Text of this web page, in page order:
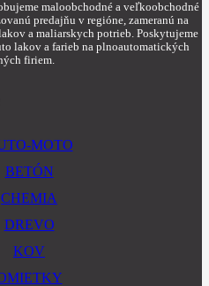
maloobchodné a veľkoobchodné
predajňu v regióne, zameranú na
a maliarskych potrieb. Poskytujeme
lakov a farieb na plnoautomatických
firiem.
MOTO
BETÓN
CHEMIA
DREVO
KOV